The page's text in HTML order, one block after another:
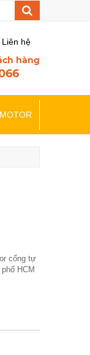
Liên hệ
hàng
MOTOR
cổng tự
HCM